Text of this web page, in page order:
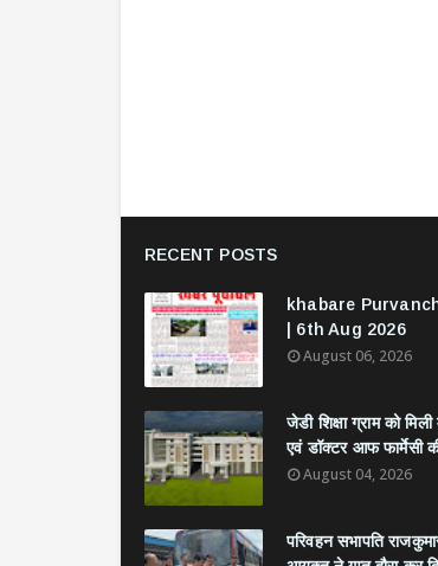
RECENT POSTS
khabare
| 6th Aug 2026
August 06, 2026
जेडी शिक्षा ग्राम को
एवं डॉक्टर आफ फार्मेसी
August 04, 2026
परिवहन सभापति